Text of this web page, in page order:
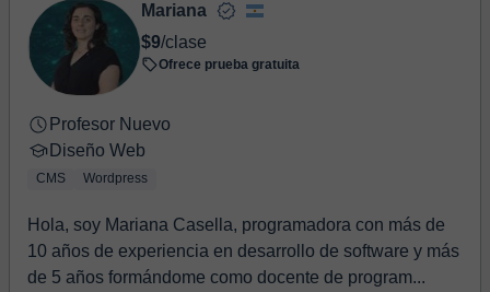
Mariana
$9/clase
Ofrece prueba gratuita
Profesor Nuevo
Diseño Web
CMS Wordpress
Hola, soy Mariana Casella, programadora con más de
10 años de experiencia en desarrollo de software y más
de 5 años formándome como docente de program...